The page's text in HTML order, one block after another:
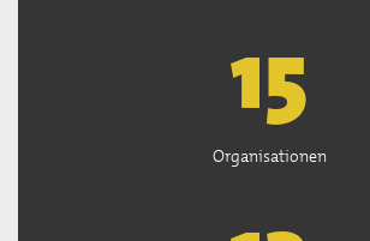
15
Organisationen